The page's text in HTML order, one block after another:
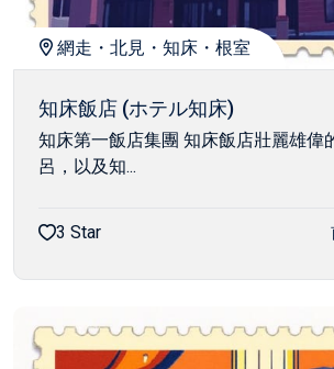
網走・北見・知床・根室
知床飯店 (ホテル知床)
知床第一飯店集團 知床飯店壯麗雄偉
呂，以及知...
3 Star